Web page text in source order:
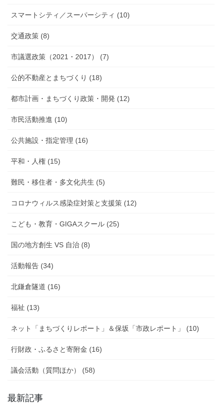
スマートシティ／スーパーシティ (10)
交通政策 (8)
市議選政策（2021・2017） (7)
公的不動産とまちづくり (18)
都市計画・まちづくり政策・開発 (12)
市民活動推進 (10)
公共施設・指定管理 (16)
平和・人権 (15)
難民・移住者・多文化共生 (5)
コロナウィルス感染症対策と支援策 (12)
こども・教育・GIGAスクール (25)
国の地方創生 VS 自治 (8)
活動報告 (34)
北鎌倉隧道 (16)
福祉 (13)
ネット「まちづくりレポート」＆保坂「市政レポート」 (10)
行財政・ふるさと寄附金 (16)
議会活動（質問ほか） (58)
最新記事